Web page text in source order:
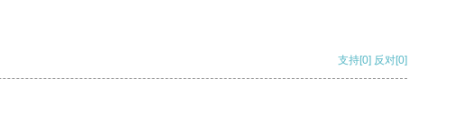
支持[0] 反对[0]